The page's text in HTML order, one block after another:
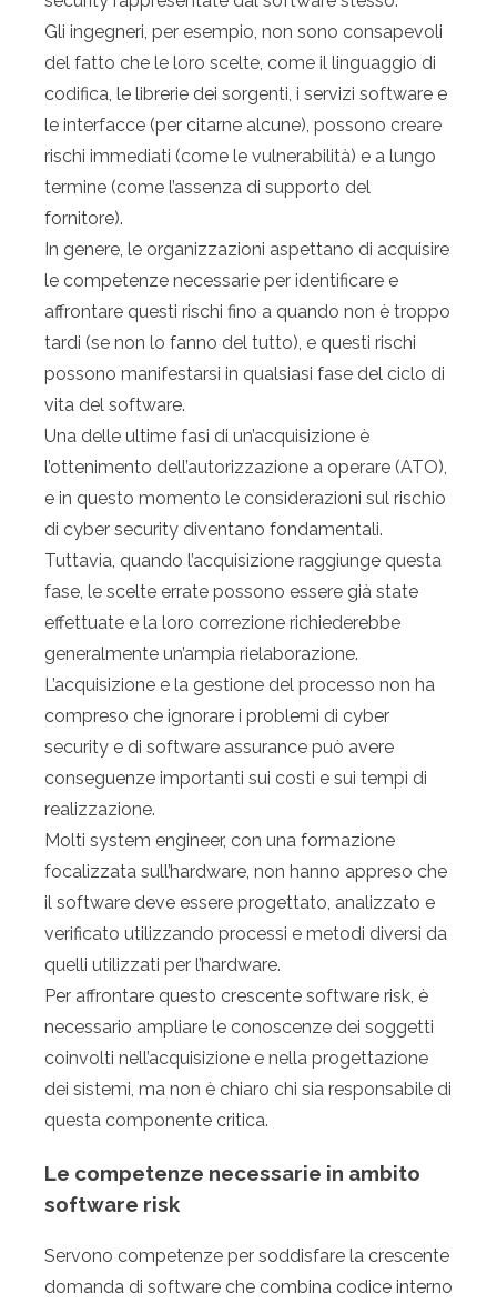
Gli ingegneri, per esempio, non sono consapevoli
del fatto che le loro scelte, come il linguaggio di
codifica, le librerie dei sorgenti, i servizi software e
le interfacce (per citarne alcune), possono creare
rischi immediati (come le vulnerabilità) e a lungo
termine (come l’assenza di supporto del
fornitore).
In genere, le organizzazioni aspettano di acquisire
le competenze necessarie per identificare e
affrontare questi rischi fino a quando non è troppo
tardi (se non lo fanno del tutto), e questi rischi
possono manifestarsi in qualsiasi fase del ciclo di
vita del software.
Una delle ultime fasi di un’acquisizione è
l’ottenimento dell’autorizzazione a operare (ATO),
e in questo momento le considerazioni sul rischio
di cyber security diventano fondamentali.
Tuttavia, quando l’acquisizione raggiunge questa
fase, le scelte errate possono essere già state
effettuate e la loro correzione richiederebbe
generalmente un’ampia rielaborazione.
L’acquisizione e la gestione del processo non ha
compreso che ignorare i problemi di cyber
security e di software assurance può avere
conseguenze importanti sui costi e sui tempi di
realizzazione.
Molti system engineer, con una formazione
focalizzata sull’hardware, non hanno appreso che
il software deve essere progettato, analizzato e
verificato utilizzando processi e metodi diversi da
quelli utilizzati per l’hardware.
Per affrontare questo crescente software risk, è
necessario ampliare le conoscenze dei soggetti
coinvolti nell’acquisizione e nella progettazione
dei sistemi, ma non è chiaro chi sia responsabile di
questa componente critica.
Le competenze necessarie in ambito
software risk
Servono competenze per soddisfare la crescente
domanda di software che combina codice interno